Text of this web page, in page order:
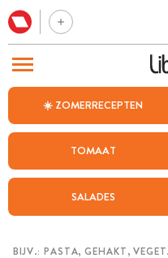
☀️ ZOMERRECEPTEN
TOMAAT
SALADES
BEZOEK ONZE ANDERE WEBSITES
WEEKMENU
CHAT MET MAIA